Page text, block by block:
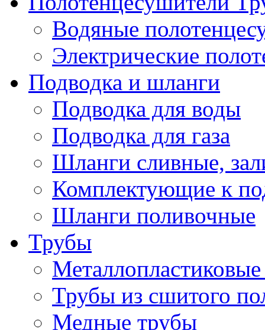
Водяные
Электрические
Подводка и шланги
Подводка для воды
Подводка для газа
Шланги сливные,
Комплектующие к
Шланги поливочные
Трубы
Трубы из сшитого
Медные трубы